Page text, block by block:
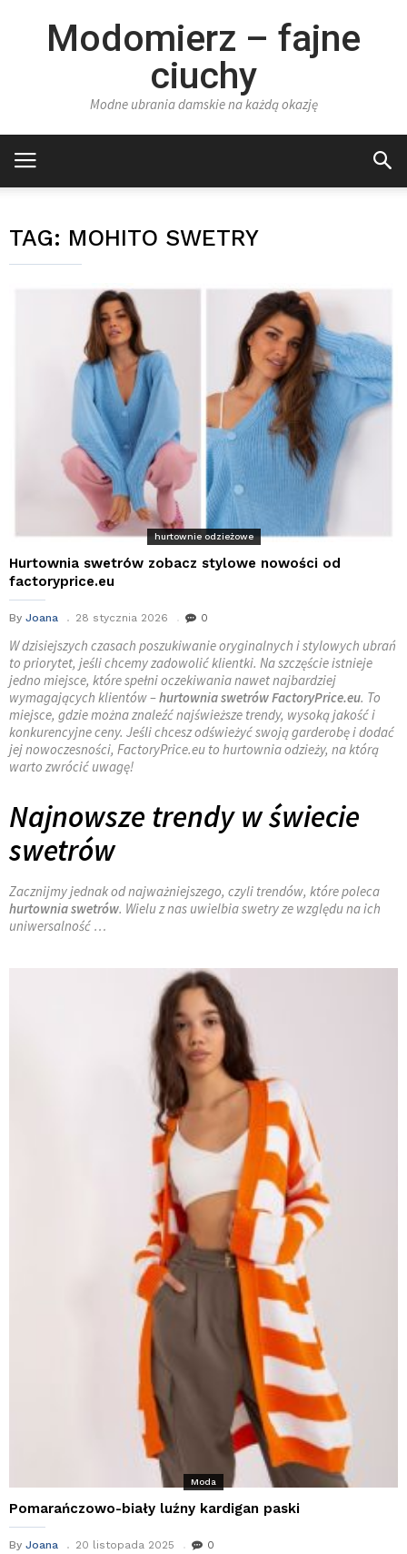
Modomierz – fajne
ciuchy
Modne ubrania damskie na każdą okazję
TAG: MOHITO SWETRY
hurtownie odzieżowe
Hurtownia swetrów zobacz stylowe nowości od
factoryprice.eu
By Joana 28 stycznia 2026 0
W dzisiejszych czasach poszukiwanie oryginalnych i stylowych ubrań
to priorytet, jeśli chcemy zadowolić klientki. Na szczęście istnieje
jedno miejsce, które spełni oczekiwania nawet najbardziej
wymagających klientów –hurtownia swetrówFactoryPrice.eu. To
miejsce, gdzie można znaleźć najświeższe trendy, wysoką jakość i
konkurencyjne ceny. Jeśli chcesz odświeżyć swoją garderobę i dodać
jej nowoczesności, FactoryPrice.eu to hurtownia odzieży, na którą
warto zwrócić uwagę!
Najnowsze trendy w świecie
swetrów
Zacznijmy jednak od najważniejszego, czyli trendów, które poleca
hurtownia swetrów. Wielu z nas uwielbia swetry ze względu na ich
uniwersalność …
Moda
Pomarańczowo-biały luźny kardigan paski
By Joana 20 listopada 2025 0